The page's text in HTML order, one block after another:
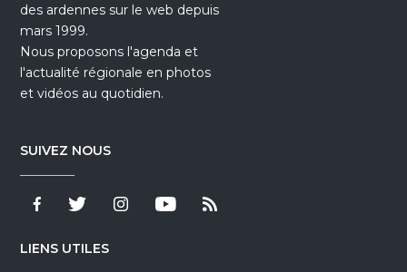
des ardennes sur le web depuis
mars 1999.
Nous proposons l'agenda et
l'actualité régionale en photos
et vidéos au quotidien.
SUIVEZ NOUS
LIENS UTILES